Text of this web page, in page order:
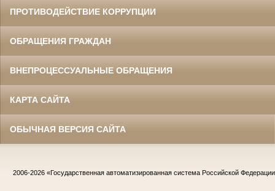
ПРОТИВОДЕЙСТВИЕ КОРРУПЦИИ
ОБРАЩЕНИЯ ГРАЖДАН
ВНЕПРОЦЕССУАЛЬНЫЕ ОБРАЩЕНИЯ
КАРТА САЙТА
ОБЫЧНАЯ ВЕРСИЯ САЙТА
2006-2026 «Государственная автоматизированная система Российской